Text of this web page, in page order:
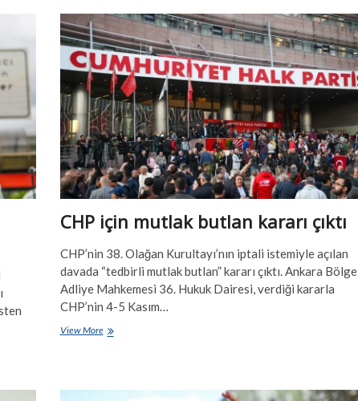
Olacak?
Demokrasi
mi
Otokrasi
mi?
CHP için mutlak butlan kararı çıktı
CHP’nin 38. Olağan Kurultayı’nın iptali istemiyle açılan
davada “tedbirli mutlak butlan” kararı çıktı. Ankara Bölge
Adliye Mahkemesi 36. Hukuk Dairesi, verdiği kararla
CHP’nin 4-5 Kasım…
View MoreCHP
kararı